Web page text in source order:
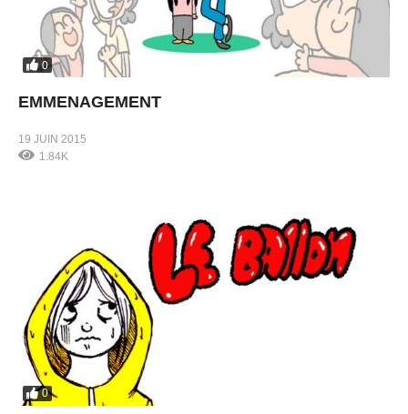
0
EMMENAGEMENT
19 JUIN 2015
1.84K
0